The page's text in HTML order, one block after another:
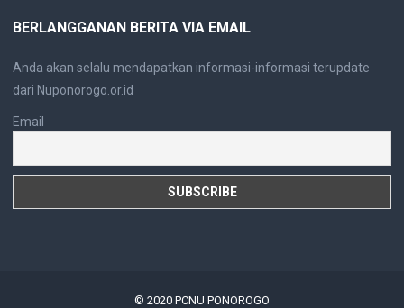
BERLANGGANAN BERITA VIA EMAIL
Anda akan selalu mendapatkan informasi-informasi terupdate
dari Nuponorogo.or.id
Email
© 2020 PCNU PONOROGO